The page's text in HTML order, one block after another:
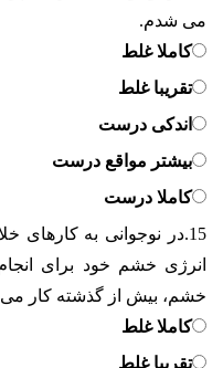
می شدم.
کاملا غلط
تقریبا غلط
اندکی درست
بیشتر مواقع درست
کاملا درست
15. در نوجوانی به کارهای
انرژی خشم خود برای
خشم، بیش از گذشته کار
کاملا غلط
تقریبا غلط